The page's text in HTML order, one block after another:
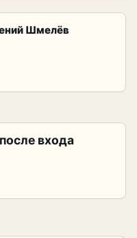
Шмелёв
входа